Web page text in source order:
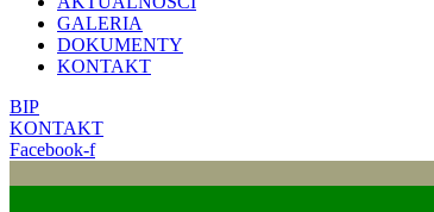
GALERIA
DOKUMENTY
KONTAKT
BIP
KONTAKT
Facebook-f